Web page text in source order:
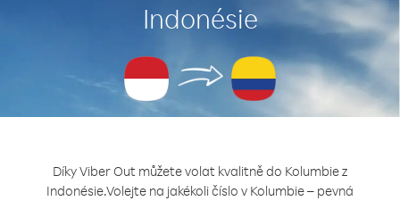
Indonésie
Díky Viber Out můžete volat kvalitně do Kolumbie z
Indonésie.Volejte na jakékoli číslo v Kolumbie – pevná